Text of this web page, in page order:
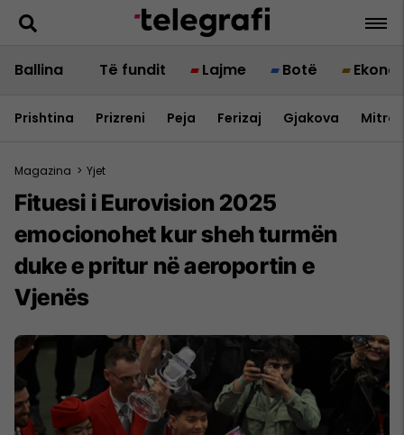
Ballina Të fundit Lajme Botë
Prishtina Prizreni Peja Ferizaj Gjakova
Magazina > Yjet
Fituesi i Eurovision 2025
emocionohet kur sheh turmën
duke e pritur në aeroportin e
Vjenës